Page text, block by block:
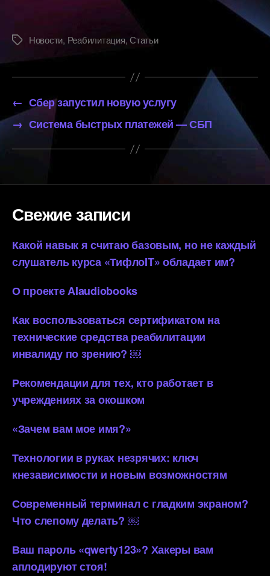
МеткиНовости, Реабилитация,Статьи
← Сбер запустил новую услугу
→ Система быстрых платежей — СБП
Свежие записи
Какой навык я считаю базовым, но не каждый
слушатель курса «ТифлоIT» обладает им?
О проекте AIaudiobooks
Как воспользоваться сертификатом на
технические средства реабилитации
инвалиду по зрению? ￼
Рекомендации для тех, кто работает в
учреждениях за окошком
«Зачем вам мое имя?»
Технологии в руках незрячих: ключ
кнезависимости и новым возможностям
Современный терминал с гладким экраном?
Что слепому делать? ￼
Ваш пароль «qwerty123»? Хакеры вам
аплодируют стоя!